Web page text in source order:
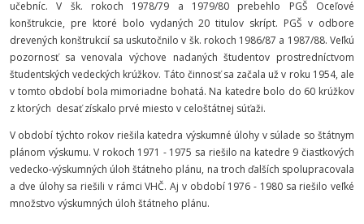
učebníc. V šk. rokoch 1978/79 a 1979/80 prebehlo PGŠ Oceľové
konštrukcie, pre ktoré bolo vydaných 20 titulov skrípt. PGŠ v odbore
drevených konštrukcií sa uskutočnilo v šk. rokoch 1986/87 a 1987/88. Veľkú
pozornosť sa venovala výchove nadaných študentov prostredníctvom
študentských vedeckých krúžkov. Táto činnosť sa začala už v roku 1954, ale
v tomto období bola mimoriadne bohatá. Na katedre bolo do 60 krúžkov
z ktorých desať získalo prvé miesto v celoštátnej súťaži.
V období týchto rokov riešila katedra výskumné úlohy v súlade so štátnym
plánom výskumu. V rokoch 1971 - 1975 sa riešilo na katedre 9 čiastkových
vedecko-výskumných úloh štátneho plánu, na troch ďalších spolupracovala
a dve úlohy sa riešili v rámci VHČ. Aj v období 1976 - 1980 sa riešilo veľké
množstvo výskumných úloh štátneho plánu.